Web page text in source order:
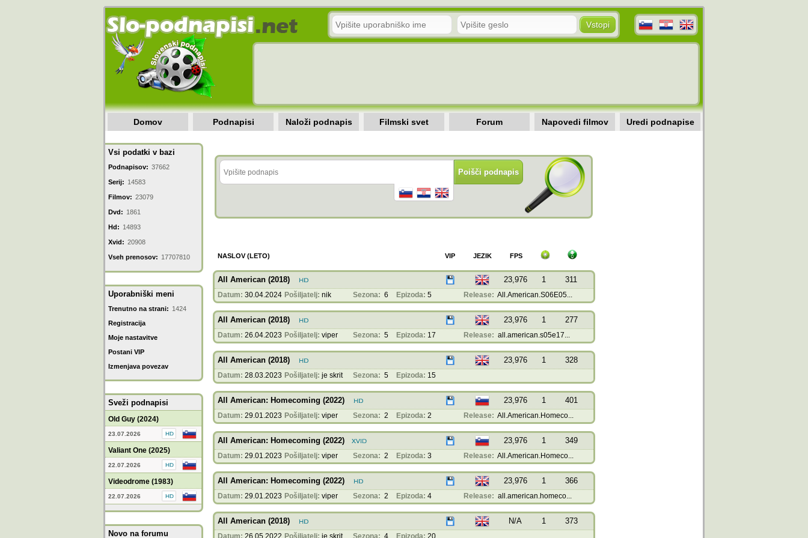
Domov Podnapisi Naloži podnapis Filmski svet Forum Napovedi filmov Uredi podnapise
Vsi podatki v bazi
Podnapisov: 37662
Serij: 14583
Filmov: 23079
Dvd: 1861
Hd: 14893
Xvid: 20908
Vseh prenosov: 17707810
Uporabniški meni
Trenutno na strani: 1424
Registracija
Moje nastavitve
Postani VIP
Izmenjava povezav
Sveži podnapisi
Old Guy (2024)
23.07.2026
Valiant One (2025)
22.07.2026
Videodrome (1983)
22.07.2026
Novo na forumu
NASLOV (LETO) FPS
JEZIK
VIP
All American (2018) 23,976 1 311
Datum: 30.04.2024 Pošiljatelj: nik Sezona: 6 Epizoda: 5 Release: All.American.S06E05...
All American (2018) 23,976 1 277
Datum: 26.04.2023 Pošiljatelj: viper Sezona: 5 Epizoda: 17 Release: all.american.s05e17...
All American (2018) 23,976 1 328
Datum: 28.03.2023 Pošiljatelj: je skrit Sezona: 5 Epizoda: 15
All American: Homecoming (2022) 23,976 1 401
Datum: 29.01.2023 Pošiljatelj: viper Sezona: 2 Epizoda: 2 Release: All.American.Homeco...
All American: Homecoming (2022) 23,976 1 349
Datum: 29.01.2023 Pošiljatelj: viper Sezona: 2 Epizoda: 3 Release: All.American.Homeco...
All American: Homecoming (2022) 23,976 1 366
Datum: 29.01.2023 Pošiljatelj: viper Sezona: 2 Epizoda: 4 Release: all.american.homeco...
All American (2018) N/A 1 373
Datum: 26.05.2022 Pošiljatelj: je skrit Sezona: 4 Epizoda: 20